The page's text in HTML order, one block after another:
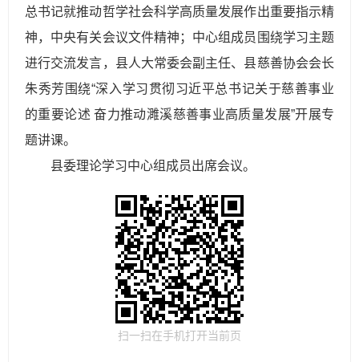
总书记就推动哲学社会科学高质量发展作出重要指示精
神，中央有关会议文件精神；中心组成员围绕学习主题
进行交流发言，县人大常委会副主任、县慈善协会会长
朱秀芳围绕“深入学习贯彻习近平总书记关于慈善事业
的重要论述 奋力推动濉溪慈善事业高质量发展”开展专
题讲课。
县委理论学习中心组成员出席会议。
扫一扫在手机打开当前页